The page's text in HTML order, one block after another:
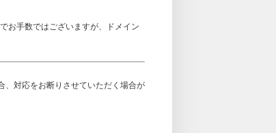
お手数ではございますが、ドメイン
、対応をお断りさせていただく場合が